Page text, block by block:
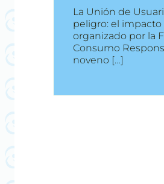
La Unión de
peligro: el impacto
organizado por la
Consumo
noveno […]